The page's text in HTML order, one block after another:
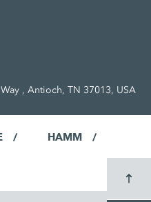
, Antioch, TN 37013, USA
HAMM